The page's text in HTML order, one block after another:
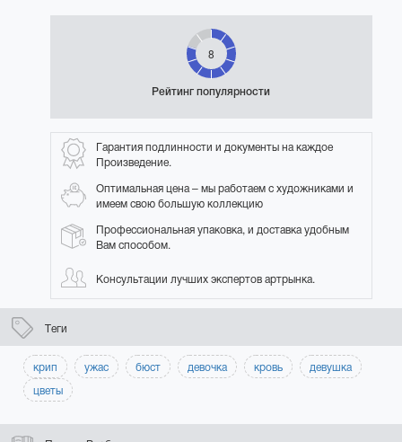
8
Рейтинг популярности
Гарантия подлинности и документы на каждое
Произведение.
Оптимальная цена – мы работаем с художниками и
имеем свою большую коллекцию
Профессиональная упаковка, и доставка удобным
Вам способом.
Консультации лучших экспертов артрынка.
Теги
крип ужас бюст девочка кровь
девушка
цветы